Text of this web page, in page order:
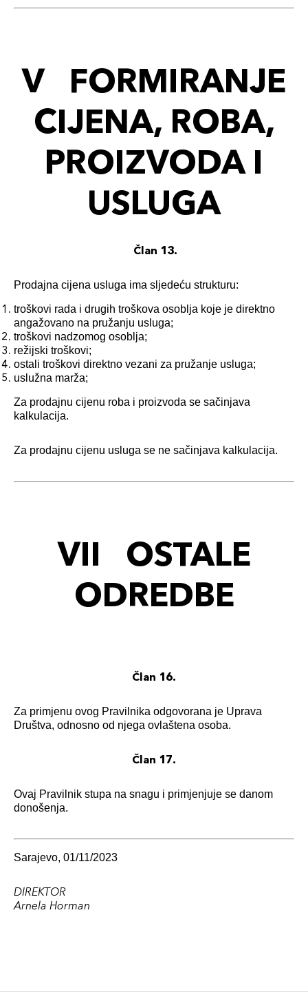
V FORMIRANJE
CIJENA, ROBA,
PROIZVODA I
USLUGA
Član 13.
Prodajna cijena usluga ima sljedeću strukturu:
troškovi rada i drugih troškova osoblja koje je direktno
angažovano na pružanju usluga;
troškovi nadzomog osoblja;
režijski troškovi;
ostali troškovi direktno vezani za pružanje usluga;
uslužna marža;
Za prodajnu cijenu roba i proizvoda se sačinjava
kalkulacija.
Za prodajnu cijenu usluga se ne sačinjava kalkulacija.
VII OSTALE
ODREDBE
Član 16.
Za primjenu ovog Pravilnika odgovorana je Uprava
Društva, odnosno od njega ovlaštena osoba.
Član 17.
Ovaj Pravilnik stupa na snagu i primjenjuje se danom
donošenja.
Sarajevo, 01/11/2023
DIREKTOR
Arnela Horman